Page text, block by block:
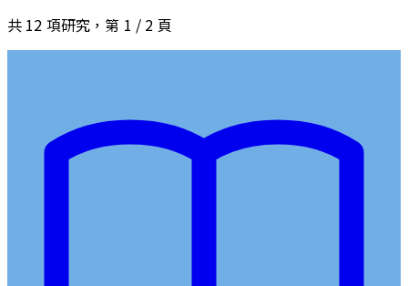
共 12 項研究，第 1 / 2 頁